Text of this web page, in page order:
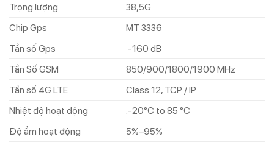
Trọng lượng
38,5G
Chip Gps
MT 3336
Tần số Gps
-160 dB
Tần Số GSM
850/900/1800/1900 MHz
Tần số 4G LTE
Class 12, TCP / IP
Nhiệt độ hoạt động
.-20°C to 85 °C
Độ ẩm hoạt động
5%–95%